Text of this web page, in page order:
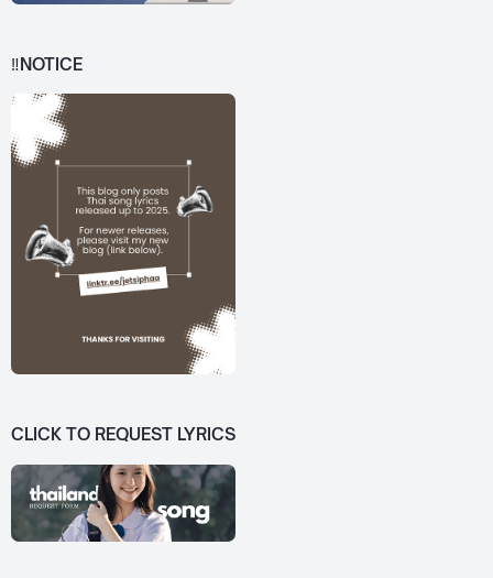
‼️NOTICE
CLICK TO REQUEST LYRICS